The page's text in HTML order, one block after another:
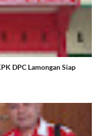
DPC Lamongan Siap